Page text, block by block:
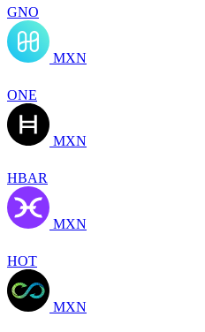
GNO
MXN
ONE
MXN
HBAR
MXN
HOT
MXN